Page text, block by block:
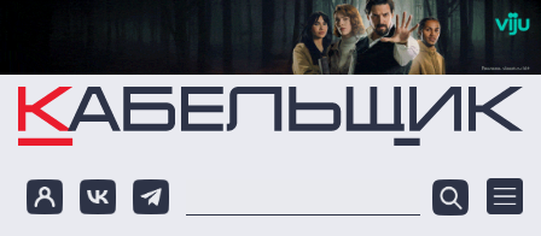
Перейти к основному содержанию